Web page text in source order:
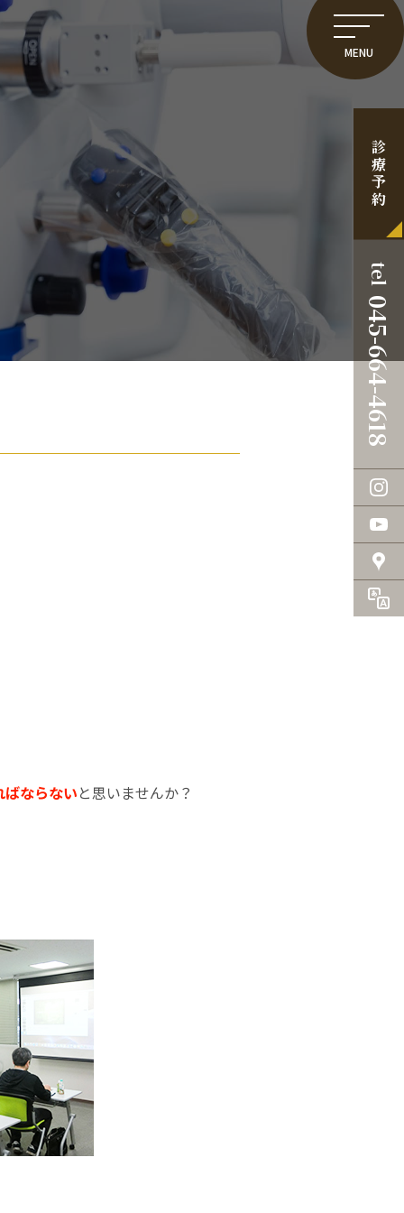
MENU
診療予約
tel
045-664-4618
ならないと思いませんか？